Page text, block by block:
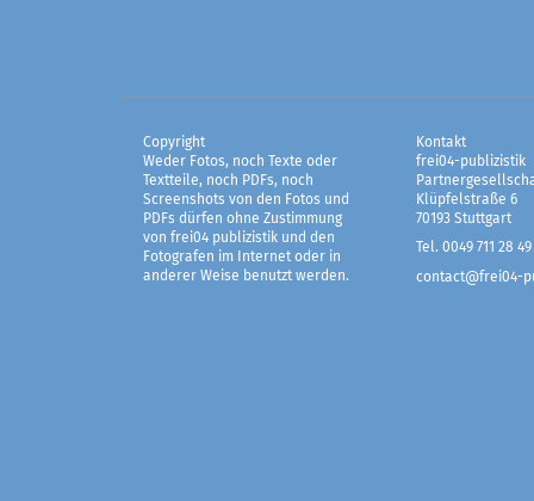
Copyright
Weder Fotos, noch Texte oder
Textteile, noch PDFs, noch
Screenshots von den Fotos und
PDFs dürfen ohne Zustimmung
von frei04 publizistik und den
Fotografen im Internet oder in
anderer Weise benutzt werden.
Kontakt
frei04-publizistik
Klüpfelstraße 6
70193 Stuttgart
Tel. 0049 711 28 49
contact@frei04-